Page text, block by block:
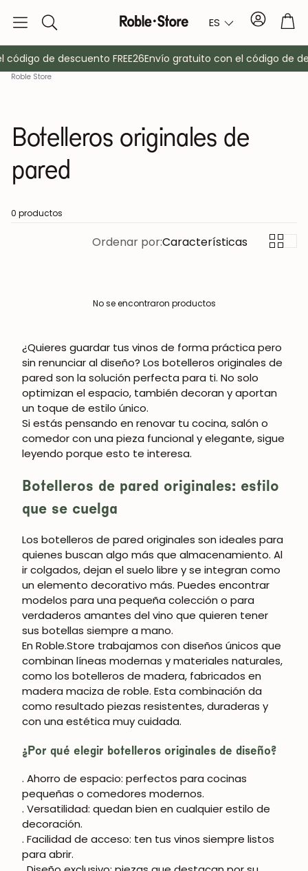
Buscar ES Cuenta
Armarios
Percheros
de descuento FREE26Envío gratuito con el código de
Roble Store
Botelleros originales de
pared
0 productos
Ordenar por:Características
No se encontraron productos
¿Quieres guardar tus vinos de forma práctica pero
sin renunciar al diseño? Los botelleros originales de
pared son la solución perfecta para ti. No solo
optimizan el espacio, también decoran y aportan
un toque de estilo único.
Si estás pensando en renovar tu cocina, salón o
comedor con una pieza funcional y elegante, sigue
leyendo porque esto te interesa.
Botelleros de pared originales: estilo
que se cuelga
Los botelleros de pared originales son ideales para
quienes buscan algo más que almacenamiento. Al
ir colgados, dejan el suelo libre y se integran como
un elemento decorativo más. Puedes encontrar
modelos para una pequeña colección o para
verdaderos amantes del vino que quieren tener
sus botellas siempre a mano.
En Roble.Store trabajamos con diseños únicos que
combinan líneas modernas y materiales naturales,
como los botelleros de madera, fabricados en
madera maciza de roble. Esta combinación da
como resultado piezas resistentes, duraderas y
con una estética muy cuidada.
¿Por qué elegir botelleros originales de diseño?
. Ahorro de espacio: perfectos para cocinas
pequeñas o comedores modernos.
. Versatilidad: quedan bien en cualquier estilo de
decoración.
. Facilidad de acceso: ten tus vinos siempre listos
para abrir.